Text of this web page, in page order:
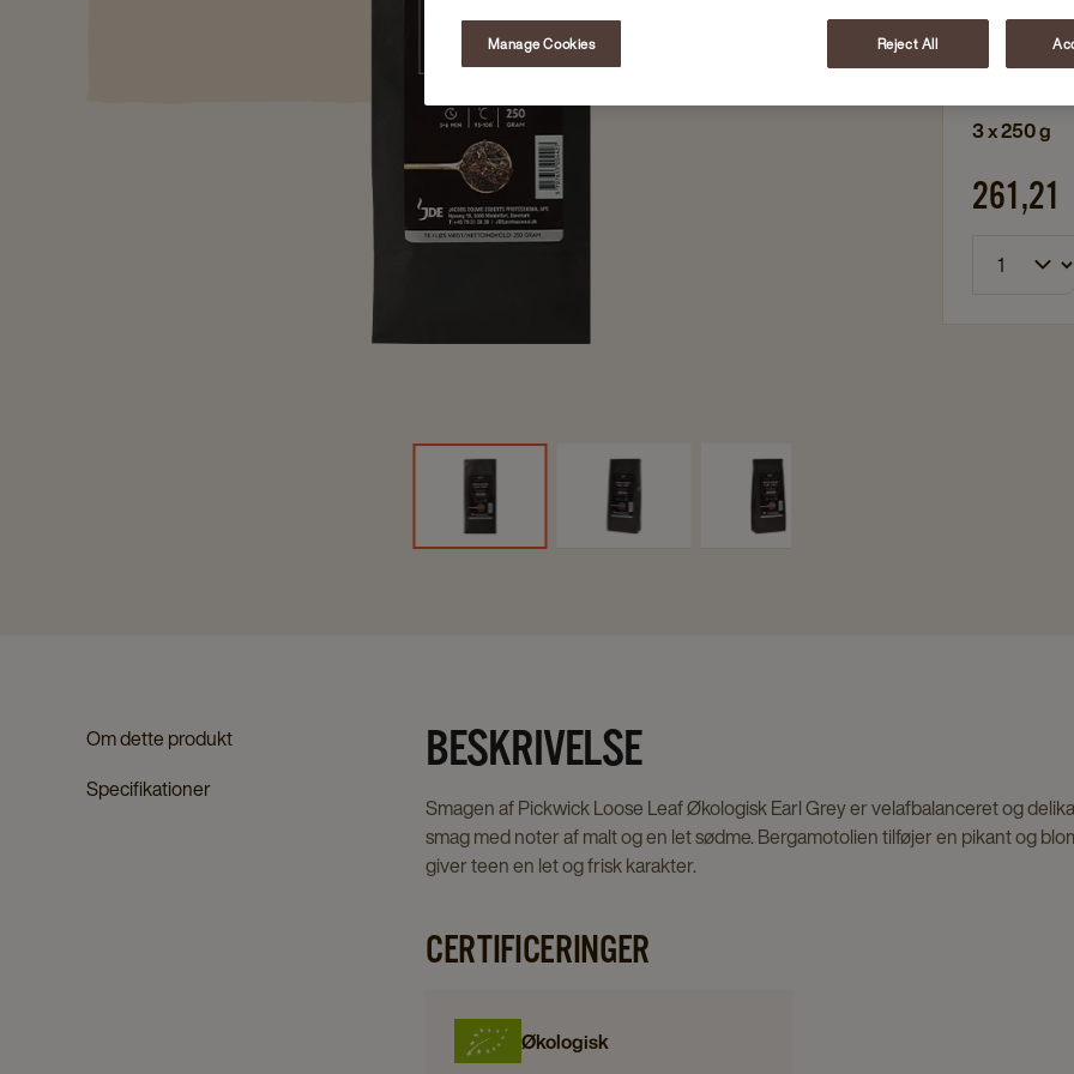
3 x 250 g
261,21
Om dette produkt
Specifikationer
BESKRIVELSE
Smagen af Pickwick Loose Leaf Økologisk Earl Grey er velafbalanceret og
smag med noter af malt og en let sødme. Bergamotolien tilføjer en pikant og
giver teen en let og frisk karakter.
CERTIFICERINGER
Økologisk
Manage Cookies Reject All